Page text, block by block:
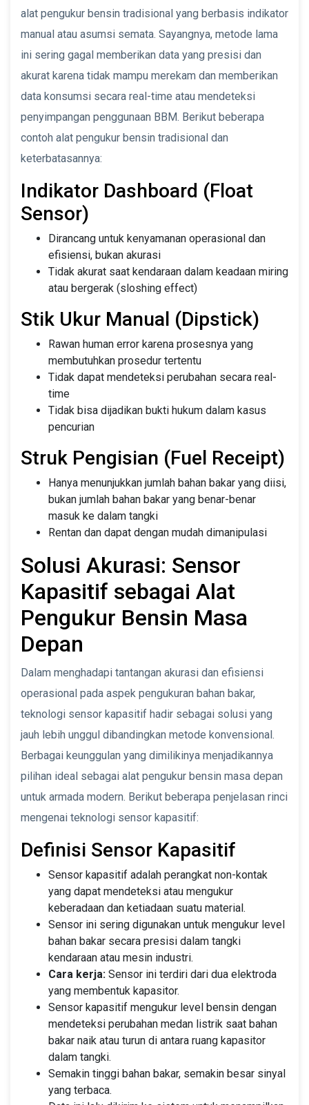
alat pengukur bensin tradisional yang berbasis indikator
manual atau asumsi semata. Sayangnya, metode lama
ini sering gagal memberikan data yang presisi dan
akurat karena tidak mampu merekam dan memberikan
data konsumsi secara real-time atau mendeteksi
penyimpangan penggunaan BBM. Berikut beberapa
contoh alat pengukur bensin tradisional dan
keterbatasannya:
Indikator Dashboard (Float
Sensor)
Dirancang untuk kenyamanan operasional dan
efisiensi, bukan akurasi
Tidak akurat saat kendaraan dalam keadaan miring
atau bergerak (sloshing effect)
Stik Ukur Manual (Dipstick)
Rawan human error karena prosesnya yang
membutuhkan prosedur tertentu
Tidak dapat mendeteksi perubahan secara real-
time
Tidak bisa dijadikan bukti hukum dalam kasus
pencurian
Struk Pengisian (Fuel Receipt)
Hanya menunjukkan jumlah bahan bakar yang diisi,
bukan jumlah bahan bakar yang benar-benar
masuk ke dalam tangki
Rentan dan dapat dengan mudah dimanipulasi
Solusi Akurasi: Sensor
Kapasitif sebagai Alat
Pengukur Bensin Masa
Depan
Dalam menghadapi tantangan akurasi dan efisiensi
operasional pada aspek pengukuran bahan bakar,
teknologi sensor kapasitif hadir sebagai solusi yang
jauh lebih unggul dibandingkan metode konvensional.
Berbagai keunggulan yang dimilikinya menjadikannya
pilihan ideal sebagai alat pengukur bensin masa depan
untuk armada modern. Berikut beberapa penjelasan rinci
mengenai teknologi sensor kapasitif:
Definisi Sensor Kapasitif
Sensor kapasitif adalah perangkat non-kontak
yang dapat mendeteksi atau mengukur
keberadaan dan ketiadaan suatu material.
Sensor ini sering digunakan untuk mengukur level
bahan bakar secara presisi dalam tangki
kendaraan atau mesin industri.
Cara kerja: Sensor ini terdiri dari dua elektroda
yang membentuk kapasitor.
Sensor kapasitif mengukur level bensin dengan
mendeteksi perubahan medan listrik saat bahan
bakar naik atau turun di antara ruang kapasitor
dalam tangki.
Semakin tinggi bahan bakar, semakin besar sinyal
yang terbaca.